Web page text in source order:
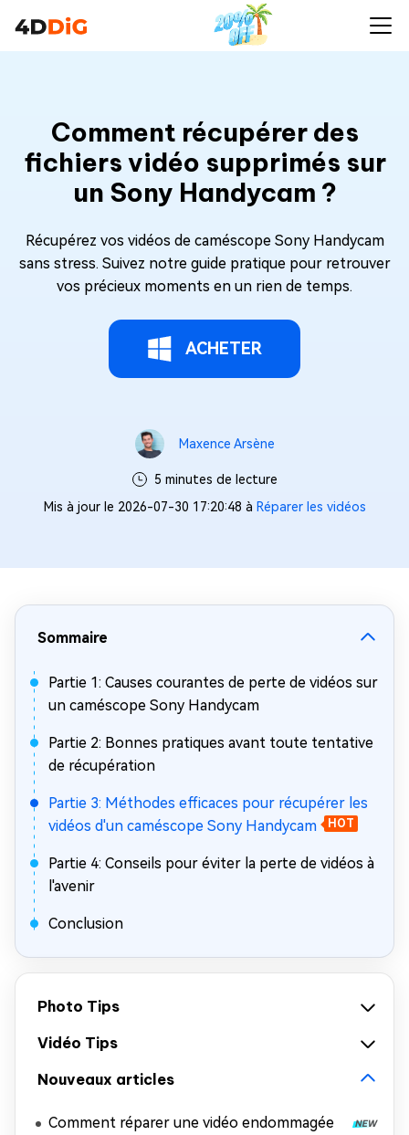
Comment récupérer des
fichiers vidéo supprimés sur
un Sony Handycam ?
Récupérez vos vidéos de caméscope Sony Handycam
sans stress. Suivez notre guide pratique pour retrouver
vos précieux moments en un rien de temps.
ACHETER
Maxence Arsène
5 minutes de lecture
Mis à jour le 2026-07-30 17:20:48 à Réparer les vidéos
Sommaire
Partie 1: Causes courantes de perte de vidéos sur
un caméscope Sony Handycam
Partie 2: Bonnes pratiques avant toute tentative
de récupération
Partie 3: Méthodes efficaces pour récupérer les
vidéos d'un caméscope Sony Handycam
HOT
Partie 4: Conseils pour éviter la perte de vidéos à
l'avenir
Conclusion
Photo Tips
Vidéo Tips
Nouveaux articles
Comment réparer une vidéo endommagée